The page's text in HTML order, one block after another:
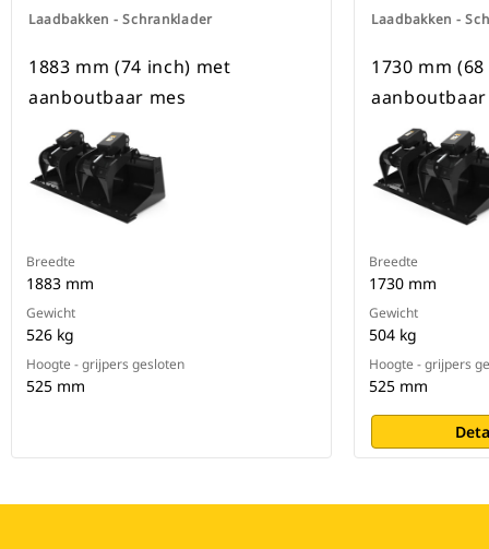
Laadbakken - Schranklader
1883 mm (74 inch) met
aanboutbaar mes
Breedte
1883 mm
Gewicht
526 kg
Hoogte - grijpers gesloten
525 mm
Laadbakken -
1730 mm
Breedte
1730 mm
Gewicht
504 kg
Hoogte - grijpers
525 mm